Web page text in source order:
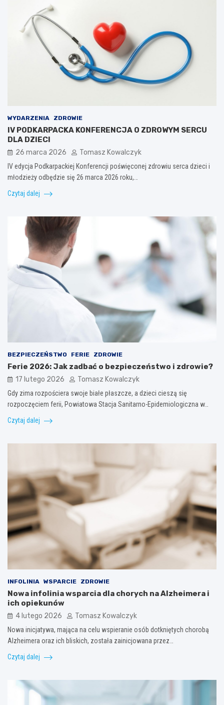
WYDARZENIA ZDROWIE
IV PODKARPACKA KONFERENCJA O ZDROWYM SERCU
DLA DZIECI
26 marca 2026 Tomasz Kowalczyk
IV edycja Podkarpackiej Konferencji poświęconej zdrowiu serca dzieci i
młodzieży odbędzie się 26 marca 2026 roku,…
Czytaj dalej
BEZPIECZEŃSTWO FERIE ZDROWIE
Ferie 2026: Jak zadbać o bezpieczeństwo i zdrowie?
17 lutego 2026 Tomasz Kowalczyk
Gdy zima rozpościera swoje białe płaszcze, a dzieci cieszą się
rozpoczęciem ferii, Powiatowa Stacja Sanitarno-Epidemiologiczna w…
Czytaj dalej
INFOLINIA WSPARCIE ZDROWIE
Nowa infolinia wsparcia dla chorych na Alzheimera i
ich opiekunów
4 lutego 2026 Tomasz Kowalczyk
Nowa inicjatywa, mająca na celu wspieranie osób dotkniętych chorobą
Alzheimera oraz ich bliskich, została zainicjowana przez…
Czytaj dalej